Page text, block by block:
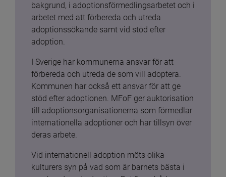
bakgrund, i adoptionsförmedlingsarbetet och i
arbetet med att förbereda och utreda
adoptionssökande samt vid stöd efter
adoption.
I Sverige har kommunerna ansvar för att
förbereda och utreda de som vill adoptera.
Kommunen har också ett ansvar för att ge
stöd efter adoptionen. MFoF ger auktorisation
till adoptionsorganisationerna som förmedlar
internationella adoptioner och har tillsyn över
deras arbete.
Vid internationell adoption möts olika
kulturers syn på vad som är barnets bästa i